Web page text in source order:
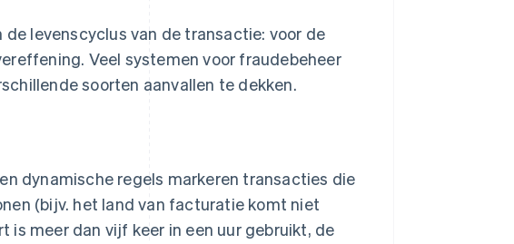
levenscyclus van de transactie: voor de
Veel systemen voor fraudebeheer
soorten aanvallen te dekken.
dynamische regels markeren transacties die
(bijv. het land van facturatie komt niet
is meer dan vijf keer in een uur gebruikt, de